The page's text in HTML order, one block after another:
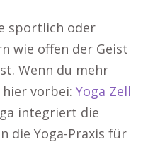
sportlich oder
wie offen der Geist
Wenn du mehr
vorbei: Yoga Zell
integriert die
die Yoga-Praxis für